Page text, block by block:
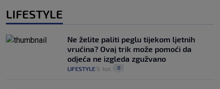
LIFESTYLE
Ne želite paliti peglu tijekom ljetnih
vrućina? Ovaj trik može pomoći da
odjeća ne izgleda zgužvano
LIFESTYLE 5. kol. 0